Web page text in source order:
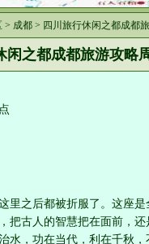
> 成都 > 四川旅行休闲之都成都
闲之都成都旅游攻略
里之后都被折服了。这座
把古人的智慧把在面前，
水，功在当代，利在千秋